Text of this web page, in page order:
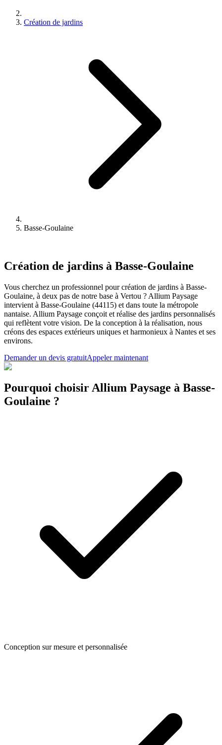
Création de jardins
Basse-Goulaine
Création de jardins à Basse-Goulaine
Vous cherchez un professionnel pour création de jardins à Basse-
Goulaine, à deux pas de notre base à Vertou ? Allium Paysage
intervient à Basse-Goulaine (44115) et dans toute la métropole
nantaise. Allium Paysage conçoit et réalise des jardins personnalisés
qui reflètent votre vision. De la conception à la réalisation, nous
créons des espaces extérieurs uniques et harmonieux à Nantes et ses
environs.
Demander un devis gratuitAppeler maintenant
Pourquoi choisir Allium Paysage à Basse-
Goulaine ?
Conception sur mesure et personnalisée